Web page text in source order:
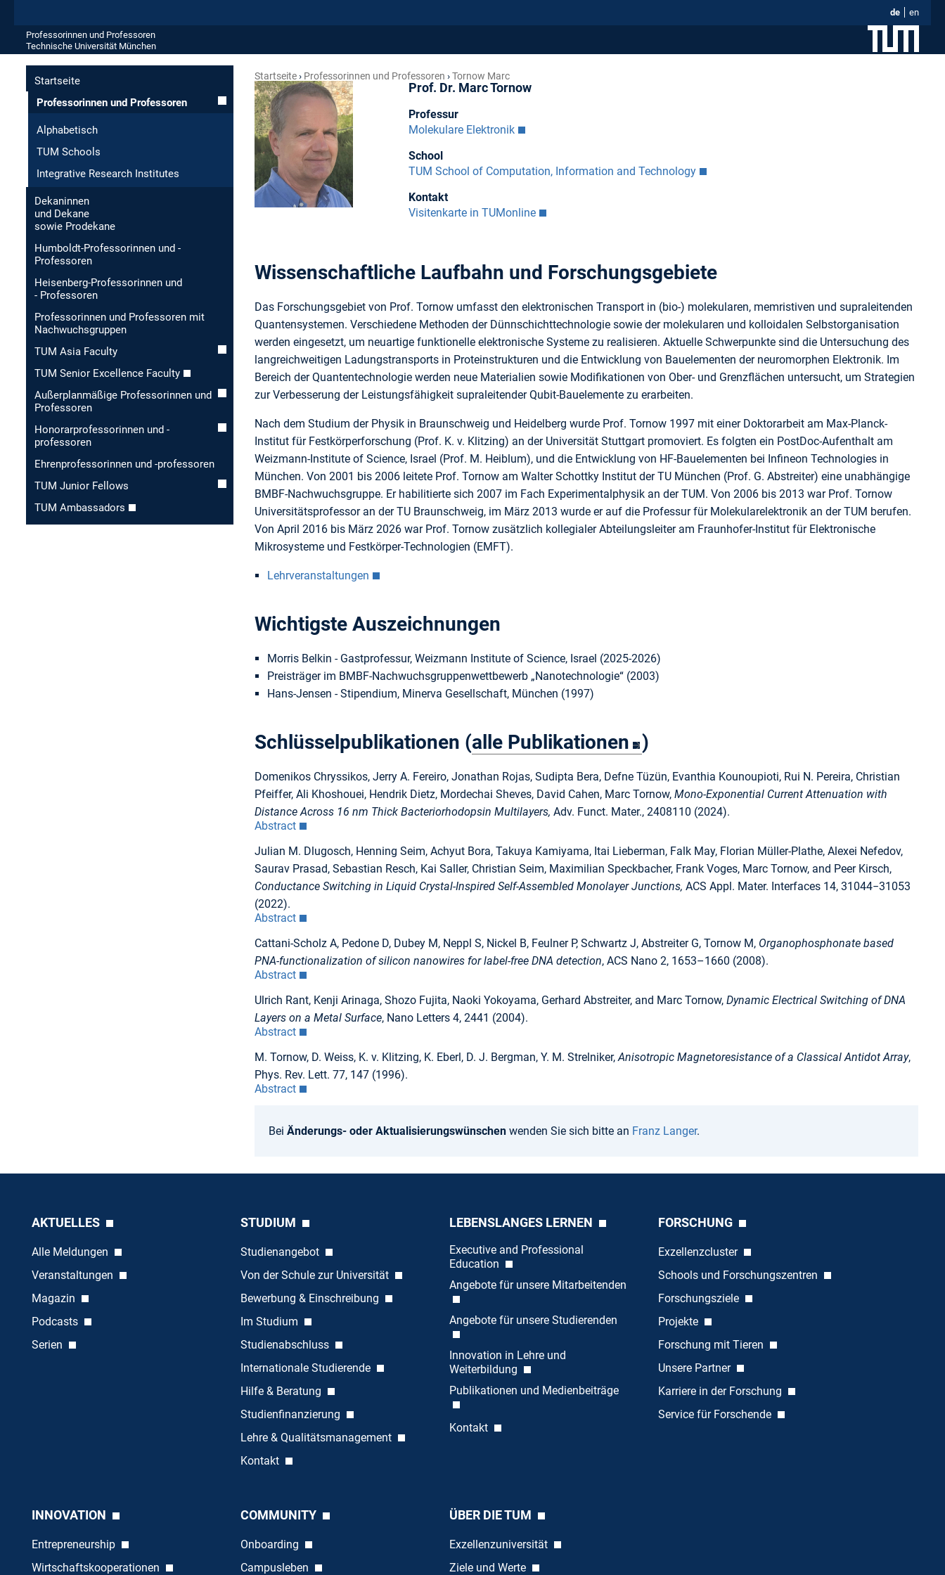
de en
Professorinnen und Professoren
Technische Universität München
Startseite
Professorinnen und Professoren
Alphabetisch
TUM Schools
Integrative Research Institutes
Dekaninnen
und Dekane
sowie Prodekane
Humboldt-Professorinnen und -
Professoren
Heisenberg-Professorinnen und
- Professoren
Professorinnen und Professoren mit
Nachwuchsgruppen
TUM Asia Faculty
TUM Senior Excellence Faculty
Außerplanmäßige Professorinnen und
Professoren
Honorar­professorinnen und -
professoren
Ehren­professorinnen und -professoren
TUM Junior Fellows
TUM Ambassadors
Startseite Professorinnen und Professoren Tornow Marc
Prof. Dr. Marc Tornow
Professur
Molekulare Elektronik
School
TUM School of Computation, Information and Technology
Kontakt
Visitenkarte in TUMonline
Wissenschaftliche Laufbahn und Forschungsgebiete
Das Forschungsgebiet von Prof. Tornow umfasst den elektronischen Transport in (bio-) molekularen, memristiven und supraleitenden
Quantensystemen. Verschiedene Methoden der Dünnschichttechnologie sowie der molekularen und kolloidalen Selbstorganisation
werden eingesetzt, um neuartige funktionelle elektronische Systeme zu realisieren. Aktuelle Schwerpunkte sind die Untersuchung des
langreichweitigen Ladungstransports in Proteinstrukturen und die Entwicklung von Bauelementen der neuromorphen Elektronik. Im
Bereich der Quantentechnologie werden neue Materialien sowie Modifikationen von Ober- und Grenzflächen untersucht, um Strategien
zur Verbesserung der Leistungsfähigkeit supraleitender Qubit-Bauelemente zu erarbeiten.
Nach dem Studium der Physik in Braunschweig und Heidelberg wurde Prof. Tornow 1997 mit einer Doktorarbeit am Max-Planck-
Institut für Festkörperforschung (Prof. K. v. Klitzing) an der Universität Stuttgart promoviert. Es folgten ein PostDoc-Aufenthalt am
Weizmann-Institute of Science, Israel (Prof. M. Heiblum), und die Entwicklung von HF-Bauelementen bei Infineon Technologies in
München. Von 2001 bis 2006 leitete Prof. Tornow am Walter Schottky Institut der TU München (Prof. G. Abstreiter) eine unabhängige
BMBF-Nachwuchsgruppe. Er habilitierte sich 2007 im Fach Experimentalphysik an der TUM. Von 2006 bis 2013 war Prof. Tornow
Universitätsprofessor an der TU Braun­schweig, im März 2013 wurde er auf die Professur für Molekularelektronik an der TUM berufen.
Von April 2016 bis März 2026 war Prof. Tornow zusätzlich kollegialer Abteilungsleiter am Fraunhofer-Institut für Elektronische
Mikrosysteme und Festkörper-Technologien (EMFT).
Lehrveranstaltungen
Wichtigste Auszeichnungen
Morris Belkin - Gastprofessur, Weizmann Institute of Science, Israel (2025-2026)
Preisträger im BMBF-Nachwuchsgruppenwettbewerb „Nanotechnologie“ (2003)
Hans-Jensen - Stipendium, Minerva Gesellschaft, München (1997)
Schlüsselpublikationen (alle Publikationen )
Domenikos Chryssikos, Jerry A. Fereiro, Jonathan Rojas, Sudipta Bera, Defne Tüzün, Evanthia Kounoupioti, Rui N. Pereira, Christian
Pfeiffer, Ali Khoshouei, Hendrik Dietz, Mordechai Sheves, David Cahen, Marc Tornow, Mono-Exponential Current Attenuation with
Distance Across 16 nm Thick Bacteriorhodopsin Multilayers, Adv. Funct. Mater., 2408110 (2024).
Abstract
Julian M. Dlugosch, Henning Seim, Achyut Bora, Takuya Kamiyama, Itai Lieberman, Falk May, Florian Müller-Plathe, Alexei Nefedov,
Saurav Prasad, Sebastian Resch, Kai Saller, Christian Seim, Maximilian Speckbacher, Frank Voges, Marc Tornow, and Peer Kirsch,
Conductance Switching in Liquid Crystal-Inspired Self-Assembled Monolayer Junctions, ACS Appl. Mater. Interfaces 14, 31044−31053
(2022).
Abstract
Cattani-Scholz A, Pedone D, Dubey M, Neppl S, Nickel B, Feulner P, Schwartz J, Abstreiter G, Tornow M, Organophosphonate based
PNA-functionalization of silicon nanowires for label-free DNA detection, ACS Nano 2, 1653–1660 (2008).
Abstract
Ulrich Rant, Kenji Arinaga, Shozo Fujita, Naoki Yokoyama, Gerhard Abstreiter, and Marc Tornow, Dynamic Electrical Switching of DNA
Layers on a Metal Surface, Nano Letters 4, 2441 (2004).
Abstract
M. Tornow, D. Weiss, K. v. Klitzing, K. Eberl, D. J. Bergman, Y. M. Strelniker, Anisotropic Magnetoresistance of a Classical Antidot Array,
Phys. Rev. Lett. 77, 147 (1996).
Abstract
Bei Änderungs- oder Aktualisierungswünschen wenden Sie sich bitte an Franz Langer.
AKTUELLES
Alle Meldungen
Veranstaltungen
Magazin
Podcasts
Serien
STUDIUM
Studienangebot
Von der Schule zur Universität
Bewerbung & Einschreibung
Im Studium
Studienabschluss
Internationale Studierende
Hilfe & Beratung
Studienfinanzierung
Lehre & Qualitätsmanagement
Kontakt
LEBENSLANGES LERNEN
Executive and Professional
Education
Angebote für unsere Mitarbeitenden
Angebote für unsere Studierenden
Innovation in Lehre und
Weiterbildung
Publikationen und Medienbeiträge
Kontakt
FORSCHUNG
Exzellenzcluster
Schools und Forschungszentren
Forschungsziele
Projekte
Forschung mit Tieren
Unsere Partner
Karriere in der Forschung
Service für Forschende
INNOVATION
Entrepreneurship
Wirtschaftskooperationen
COMMUNITY
Onboarding
Campusleben
ÜBER DIE TUM
Exzellenzuniversität
Ziele und Werte